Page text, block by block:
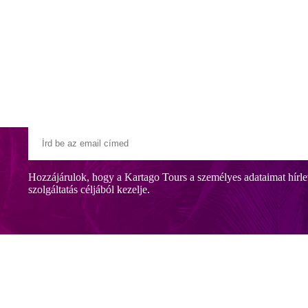
található, közvetlenül a Vörös-tenger egyik
és a nyugalomra vágyó utasoknak ajánljuk.
Hozzájárulok, hogy a Kartago Tours a személyes adataimat
szolgáltatás céljából kezelje.